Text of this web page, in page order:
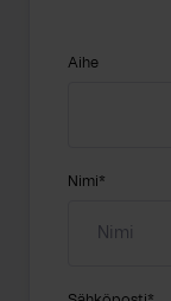
Aihe
Nimi*